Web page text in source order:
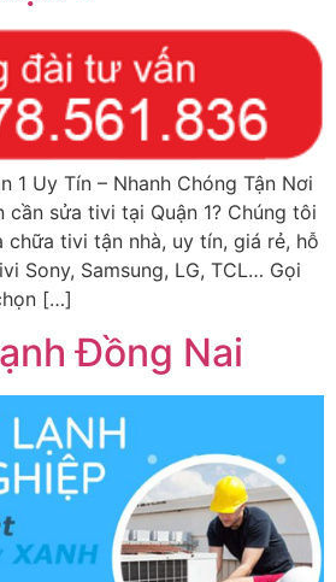
1 Uy Tín – Nhanh Chóng Tận Nơi
cần sửa tivi tại Quận 1? Chúng tôi
tivi tận nhà, uy tín, giá rẻ, hỗ
Sony, Samsung, LG, TCL… Gọi
[…]
Đồng Nai